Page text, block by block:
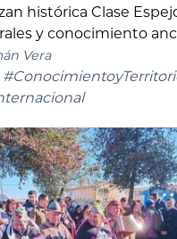
histórica Clase
y conocimiento
Vera